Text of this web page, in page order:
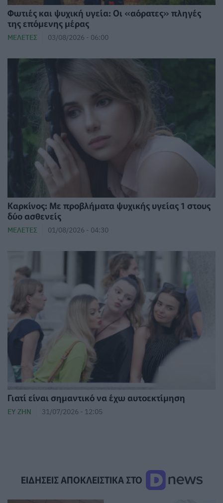
Φωτιές και ψυχική υγεία: Οι «αόρατες» πληγές
της επόμενης μέρας
ΜΕΛΈΤΕΣ 03/08/2026 - 06:00
Καρκίνος: Με προβλήματα ψυχικής υγείας 1 στους
δύο ασθενείς
ΜΕΛΈΤΕΣ 01/08/2026 - 04:30
Γιατί είναι σημαντικό να έχω αυτοεκτίμηση
ΕΥ ΖΗΝ 31/07/2026 - 12:05
ΕΙΔΗΣΕΙΣ ΑΠΟΚΛΕΙΣΤΙΚΑ ΣΤΟ